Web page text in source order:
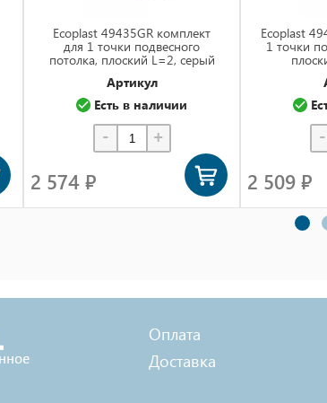
Ecoplast 49435GR комплект
для 1 точки подвесного
потолка, плоский L=2, серый
Артикул
Есть в наличии
- +
2 574 ₽
Ecoplast
1 точки
-
2 509 ₽
Оплата
Доставка